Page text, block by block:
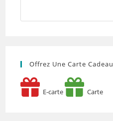
Offrez Une Carte Cadeau
E-carte Carte